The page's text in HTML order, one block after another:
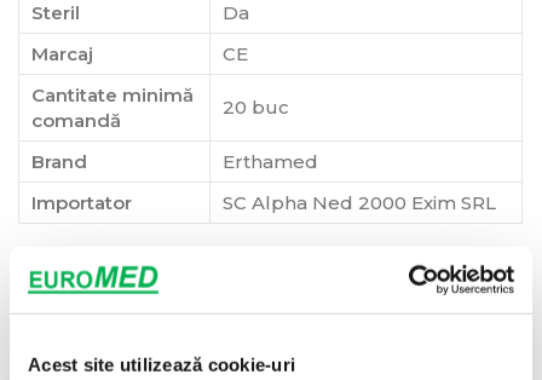
Acest site utilizează cookie-uri
Steril
Da
Marcaj
CE
Cantitate minimă
comandă
20 buc
Brand
Erthamed
Importator
SC Alpha Ned 2000 Exim SRL
Pentru ce se folosește
prin coagularea vaselor mici), excizii și incizii precise